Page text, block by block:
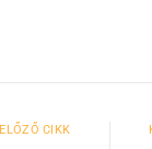
ELŐZŐ CIKK